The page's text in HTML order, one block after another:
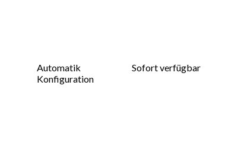
Automatik
Sofort verfügbar
Konfiguration